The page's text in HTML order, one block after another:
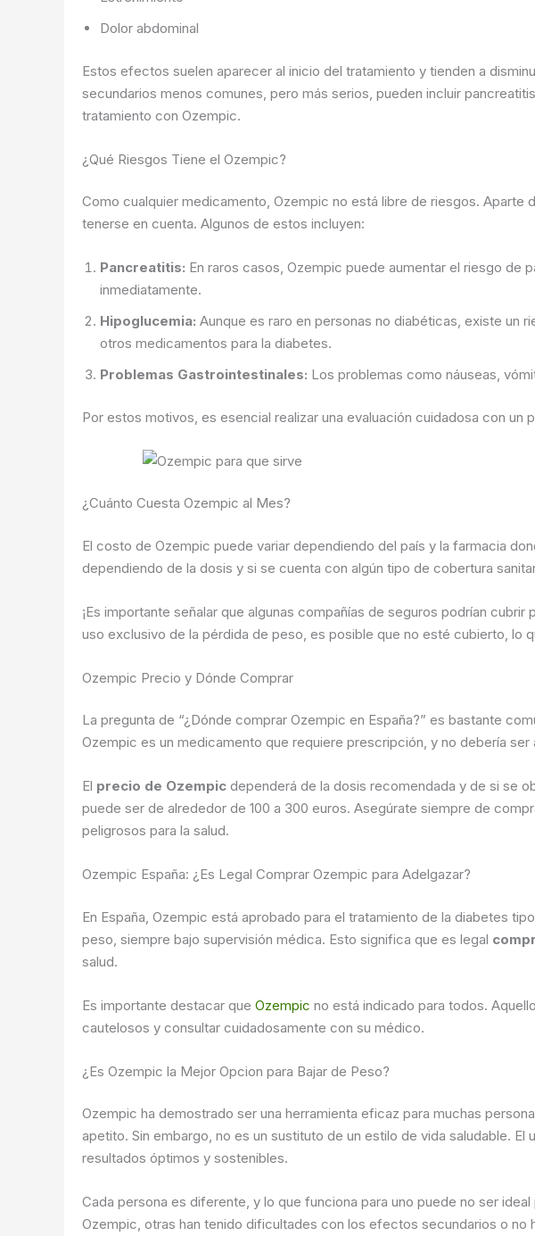
Dolor abdominal
Estos efectos suelen aparecer al inicio del tratamiento y tienden a
secundarios menos comunes, pero más serios, pueden incluir
tratamiento con Ozempic.
¿Qué Riesgos Tiene el Ozempic?
Como cualquier medicamento, Ozempic no está libre de riesgos.
tenerse en cuenta. Algunos de estos incluyen:
Pancreatitis: En raros casos, Ozempic puede aumentar el riesgo de
inmediatamente.
Hipoglucemia: Aunque es raro en personas no diabéticas, existe un
otros medicamentos para la diabetes.
Problemas Gastrointestinales: Los problemas como náuseas,
Por estos motivos, es esencial realizar una evaluación cuidadosa con
¿Cuánto Cuesta Ozempic al Mes?
El costo de Ozempic puede variar dependiendo del país y la farmacia
dependiendo de la dosis y si se cuenta con algún tipo de cobertura
¡Es importante señalar que algunas compañías de seguros podrían
uso exclusivo de la pérdida de peso, es posible que no esté cubierto, lo
Ozempic Precio y Dónde Comprar
La pregunta de “¿Dónde comprar Ozempic en España?” es bastante
Ozempic es un medicamento que requiere prescripción, y no debería ser
El precio de Ozempic dependerá de la dosis recomendada y de si se
puede ser de alrededor de 100 a 300 euros. Asegúrate siempre de
peligrosos para la salud.
Ozempic España: ¿Es Legal Comprar Ozempic para Adelgazar?
En España, Ozempic está aprobado para el tratamiento de la diabetes
peso, siempre bajo supervisión médica. Esto significa que es legal
salud.
Es importante destacar que Ozempic no está indicado para todos.
cautelosos y consultar cuidadosamente con su médico.
¿Es Ozempic la Mejor Opcion para Bajar de Peso?
Ozempic ha demostrado ser una herramienta eficaz para muchas
apetito. Sin embargo, no es un sustituto de un estilo de vida saludable.
resultados óptimos y sostenibles.
Cada persona es diferente, y lo que funciona para uno puede no ser
Ozempic, otras han tenido dificultades con los efectos secundarios o no